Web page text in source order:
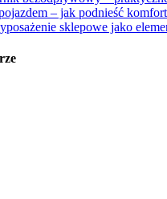
– jak podnieść
sklepowe jako